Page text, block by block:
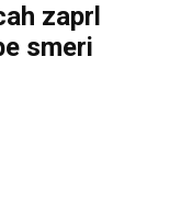
zaprl
smeri